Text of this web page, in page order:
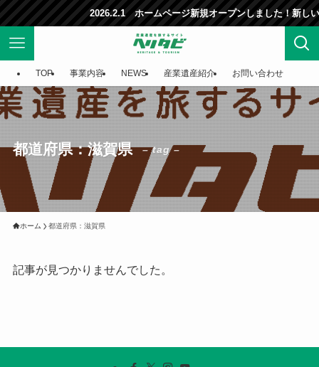
2026.2.1 ホームページ新規オープンしました！新し
TOP 事業内容 NEWS 産業遺産紹介 お問い合わせ
都道府県：滋賀県 – tag –
ホーム 都道府県：滋賀県
記事が見つかりませんでした。